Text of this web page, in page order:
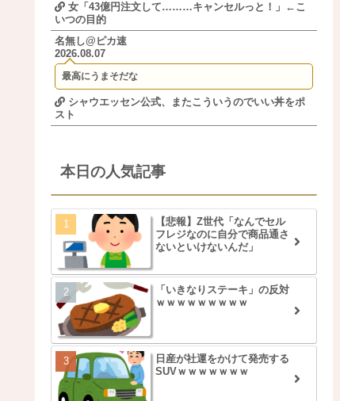
女「43億円注文して………キャンセルっと！」←こ
いつの目的
名無し@ピカ速
2026.08.07
最高にうまそだな
シャウエッセン公式、またこういうのでいい丼をポ
スト
本日の人気記事
【悲報】Z世代「なんでセル
フレジなのに自分で商品通さ
ないといけないんだ」
「いきなりステーキ」の反対
ｗｗｗｗｗｗｗｗｗ
日産が社運をかけて発売する
SUVｗｗｗｗｗｗｗ